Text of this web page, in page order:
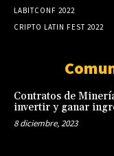
LABITCONF 2022
CRIPTO LATIN FEST 2022
Contratos de
invertir y ganar
8 diciembre, 2023